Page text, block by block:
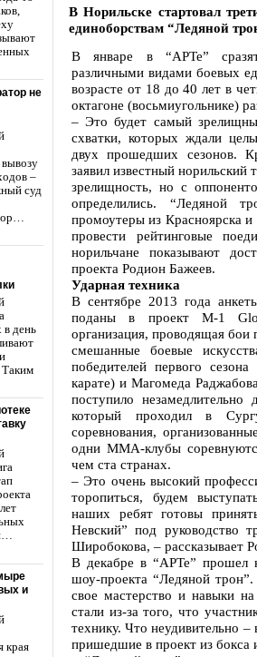
не
–
суд
в день
Таким
и
края
В Норильске стартовал
единоборствам “Ледяной
В январе в “АРТе”
различными видами боевых
возрасте от 18 до 40 лет в
октагоне (восьмиугольнике)
– Это будет самый
схватки, которых ждали
двух прошедших сезонов.
заявил известный норильский
зрелищность, но с
определились. “Ледяной
промоутеры из Красноярска
провести рейтинговые
норильчане показывают
проекта Родион Бажеев.
Ударная техника
В сентябре 2013 года
поданы в проект М-1
организация, проводящая
смешанные боевые
победителей первого
карате) и Магомеда
поступило
который проходил в
соревнования,
одни ММА-клубы
чем ста странах.
– Это очень высокий
торопиться, будем
наших ребят готовы
Невский” под руководство
Широбокова, – рассказывает
В декабре в “АРТе” прошел
шоу-проекта “Ледяной
свое мастерство и навыки
стали из-за того, что
технику. Что неудивительно –
пришедшие в проект из бокса